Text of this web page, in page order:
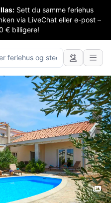
Sett du samme feriehus
via LiveChat eller e-post –
€ billigere!